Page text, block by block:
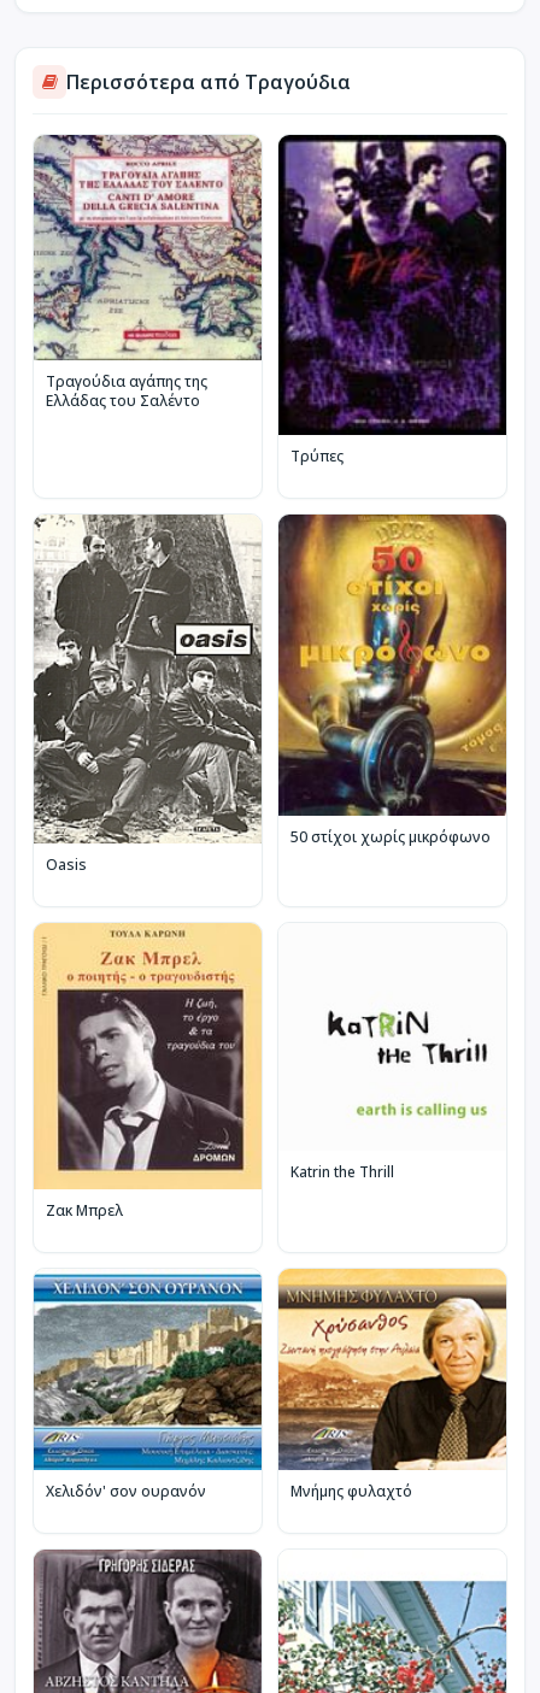
Περισσότερα από Τραγούδια
Τραγούδια αγάπης της
Ελλάδας του Σαλέντο
Τρύπες
Oasis
50 στίχοι χωρίς μικρόφωνο
Ζακ Μπρελ
Katrin the Thrill
Χελιδόν' σον ουρανόν Μνήμης φυλαχτό